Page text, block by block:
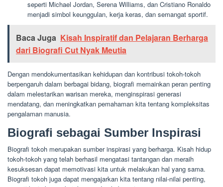
seperti Michael Jordan, Serena Williams, dan Cristiano Ronaldo
menjadi simbol keunggulan, kerja keras, dan semangat sportif.
Baca Juga Kisah Inspiratif dan Pelajaran Berharga
dari Biografi Cut Nyak Meutia
Dengan mendokumentasikan kehidupan dan kontribusi tokoh-tokoh
berpengaruh dalam berbagai bidang, biografi memainkan peran penting
dalam melestarikan warisan mereka, menginspirasi generasi
mendatang, dan meningkatkan pemahaman kita tentang kompleksitas
pengalaman manusia.
Biografi sebagai Sumber Inspirasi
Biografi tokoh merupakan sumber inspirasi yang berharga. Kisah hidup
tokoh-tokoh yang telah berhasil mengatasi tantangan dan meraih
kesuksesan dapat memotivasi kita untuk melakukan hal yang sama.
Biografi tokoh juga dapat mengajarkan kita tentang nilai-nilai penting,